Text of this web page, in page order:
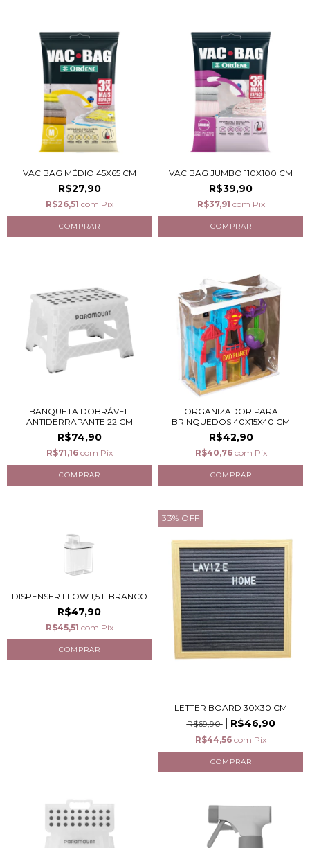
VAC BAG MÉDIO 45X65 CM
R$27,90
R$26,51 com Pix
VAC BAG JUMBO 110X100 CM
R$39,90
R$37,91 com Pix
BANQUETA DOBRÁVEL
ANTIDERRAPANTE 22 CM
R$74,90
R$71,16 com Pix
ORGANIZADOR PARA
BRINQUEDOS 40X15X40 CM
R$42,90
R$40,76 com Pix
DISPENSER FLOW 1,5 L BRANCO
R$47,90
R$45,51 com Pix
33% OFF
LETTER BOARD 30X30 CM
R$69,90
R$46,90
R$44,56 com Pix